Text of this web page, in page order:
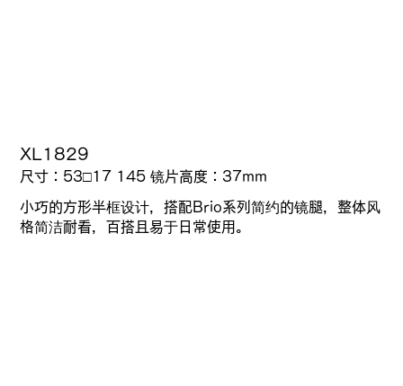
XL1829
尺寸：53□17 145镜片高度： 37mm
小巧的方形半框设计，搭配Brio系列简约的镜腿，整体风
格简洁耐看，百搭且易于日常使用。